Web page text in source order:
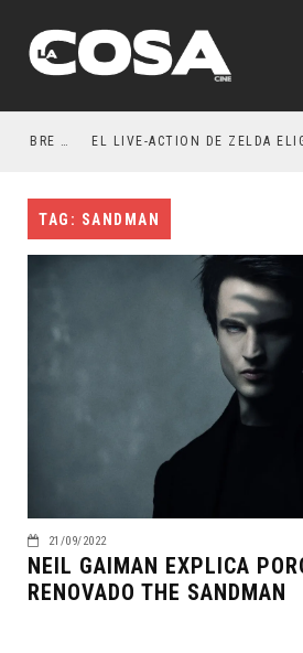
RESEÑA LA INVITACIÓN: OLIVIA WILDE REFLEXIONA SOBRE LA VIDA CONYUGAL EL LIVE-ACTION DE ZELDA
TAG: SANDMAN
21/09/2022
NEIL GAIMAN EXPLICA
RENOVADO THE SANDMAN